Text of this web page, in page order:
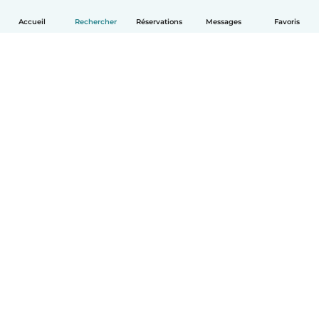
Accueil Rechercher Réservations Messages Favoris